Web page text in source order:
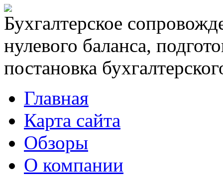
Бухгалтерское
нулевого баланса,
постановка
Главная
Карта сайта
Обзоры
О компании